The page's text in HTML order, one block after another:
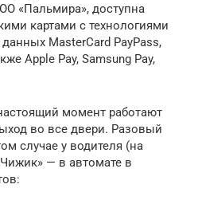
«Пальмира», доступна
картами с технологиями
MasterCard PayPass,
Apple Pay, Samsung Pay,
момент работают
во все двери. Разовый
случае у водителя (на
— в автомате в